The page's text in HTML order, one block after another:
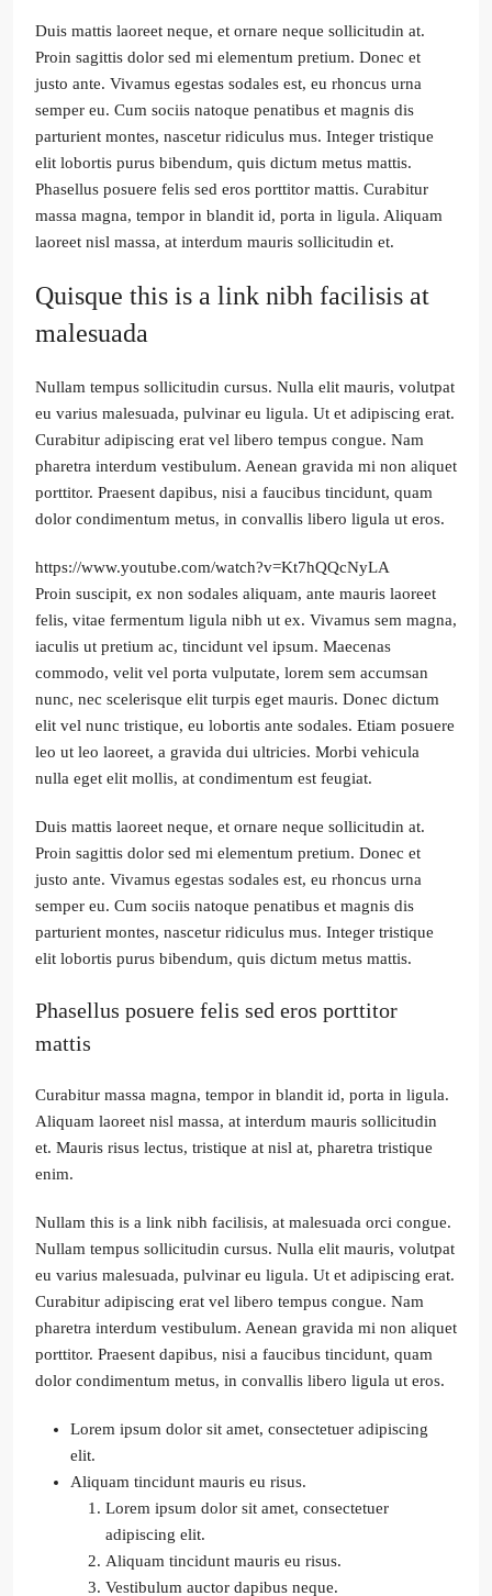
Duis mattis laoreet neque, et ornare neque sollicitudin at.
Proin sagittis dolor sed mi elementum pretium. Donec et
justo ante. Vivamus egestas sodales est, eu rhoncus urna
semper eu. Cum sociis natoque penatibus et magnis dis
parturient montes, nascetur ridiculus mus. Integer tristique
elit lobortis purus bibendum, quis dictum metus mattis.
Phasellus posuere felis sed eros porttitor mattis. Curabitur
massa magna, tempor in blandit id, porta in ligula. Aliquam
laoreet nisl massa, at interdum mauris sollicitudin et.
Quisque this is a link nibh facilisis at
malesuada
Nullam tempus sollicitudin cursus. Nulla elit mauris, volutpat
eu varius malesuada, pulvinar eu ligula. Ut et adipiscing erat.
Curabitur adipiscing erat vel libero tempus congue. Nam
pharetra interdum vestibulum. Aenean gravida mi non aliquet
porttitor. Praesent dapibus, nisi a faucibus tincidunt, quam
dolor condimentum metus, in convallis libero ligula ut eros.
https://www.youtube.com/watch?v=Kt7hQQcNyLA
Proin suscipit, ex non sodales aliquam, ante mauris laoreet
felis, vitae fermentum ligula nibh ut ex. Vivamus sem magna,
iaculis ut pretium ac, tincidunt vel ipsum. Maecenas
commodo, velit vel porta vulputate, lorem sem accumsan
nunc, nec scelerisque elit turpis eget mauris. Donec dictum
elit vel nunc tristique, eu lobortis ante sodales. Etiam posuere
leo ut leo laoreet, a gravida dui ultricies. Morbi vehicula
nulla eget elit mollis, at condimentum est feugiat.
Duis mattis laoreet neque, et ornare neque sollicitudin at.
Proin sagittis dolor sed mi elementum pretium. Donec et
justo ante. Vivamus egestas sodales est, eu rhoncus urna
semper eu. Cum sociis natoque penatibus et magnis dis
parturient montes, nascetur ridiculus mus. Integer tristique
elit lobortis purus bibendum, quis dictum metus mattis.
Phasellus posuere felis sed eros porttitor
mattis
Curabitur massa magna, tempor in blandit id, porta in ligula.
Aliquam laoreet nisl massa, at interdum mauris sollicitudin
et. Mauris risus lectus, tristique at nisl at, pharetra tristique
enim.
Nullam this is a link nibh facilisis, at malesuada orci congue.
Nullam tempus sollicitudin cursus. Nulla elit mauris, volutpat
eu varius malesuada, pulvinar eu ligula. Ut et adipiscing erat.
Curabitur adipiscing erat vel libero tempus congue. Nam
pharetra interdum vestibulum. Aenean gravida mi non aliquet
porttitor. Praesent dapibus, nisi a faucibus tincidunt, quam
dolor condimentum metus, in convallis libero ligula ut eros.
Lorem ipsum dolor sit amet, consectetuer adipiscing
elit.
Aliquam tincidunt mauris eu risus.
Lorem ipsum dolor sit amet, consectetuer
adipiscing elit.
Aliquam tincidunt mauris eu risus.
Vestibulum auctor dapibus neque.